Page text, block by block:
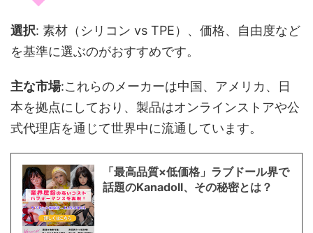
選択: 素材（シリコン vs TPE）、価格、自由度など
を基準に選ぶのがおすすめです。
主な市場:これらのメーカーは中国、アメリカ、日
本を拠点にしており、製品はオンラインストアや公
式代理店を通じて世界中に流通しています。
「最高品質×低価格」ラブドール界で
話題のKanadoll、その秘密とは？